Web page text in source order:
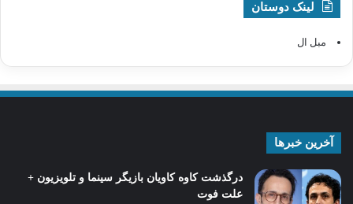
لینک دوستان
مبل ال
آخرین خبرها
درگذشت کاوه کاویان بازیگر سینما و تلویزیون +
علت فوت